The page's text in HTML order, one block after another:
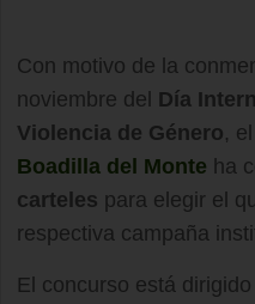
Con motivo de la
noviembre del Día
Violencia de Género, el
Boadilla del Monte ha
carteles para elegir el
respectiva campaña
El concurso está